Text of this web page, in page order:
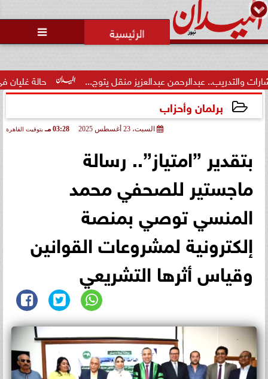

حالة غليان في نادي الشيخ زايد: عبدالعزيز منقل يتوج...
برلمان وأحزاب
السبت، 23 أغسطس 2025 03:28 مـ بتوقيت القاهرة
بتقدير ”امتياز”.. رسالة
ماجستير للصحفي محمد
المنسي توصي بمنصة
إلكترونية لمشروعات القوانين
وقياس أثرها التشريعي